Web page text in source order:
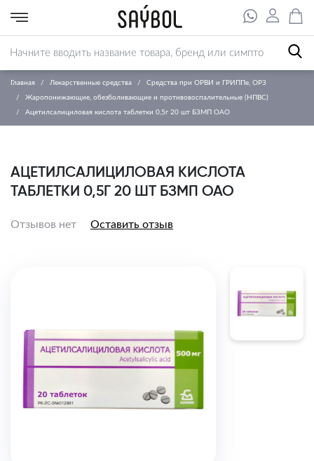
Главная Лекарственные средства Средства при ОРВИ и ГРИППе, ОРЗ
Жаропонижающие, обезболивающие и противовоспалительные (НПВС)
Ацетилсалициловая кислота таблетки 0,5г 20 шт БЗМП ОАО
АЦЕТИЛСАЛИЦИЛОВАЯ КИСЛОТА
ТАБЛЕТКИ 0,5Г 20 ШТ БЗМП ОАО
Отзывов нет Оставить отзыв